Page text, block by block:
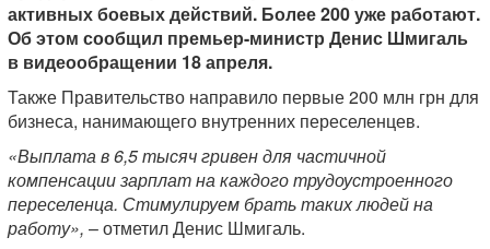
активных боевых действий. Более 200 уже работают.
Об этом сообщил премьер-министр Денис Шмигаль
в видеообращении 18 апреля.
Также Правительство направило первые 200 млн грн для
бизнеса, нанимающего внутренних переселенцев.
«Выплата в 6,5 тысяч гривен для частичной
компенсации зарплат на каждого трудоустроенного
переселенца. Стимулируем брать таких людей на
работу», – отметил Денис Шмигаль.